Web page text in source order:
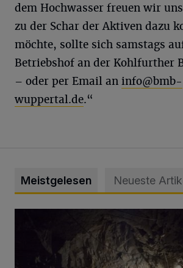
dem Hochwasser freuen wir
zu der Schar der Aktiven dazu
möchte, sollte sich samstags
Betriebshof an der Kohlfurther
– oder per Email an info@bmb-
wuppertal.de.“
Meistgelesen Neueste